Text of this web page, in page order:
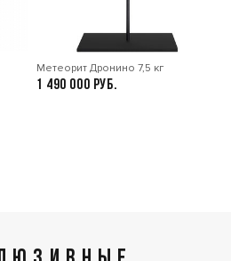
Метеорит Дронино 7,5 кг
1 490 000